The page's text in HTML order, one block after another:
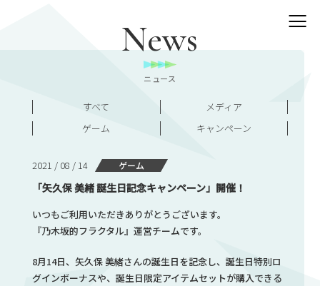
News
ニュース
すべて
メディア
ゲーム
キャンペーン
2021 / 08 / 14 ゲーム
「矢久保 美緒 誕生日記念キャンペーン」開催！
いつもご利用いただきありがとうございます。
『乃木坂的フラクタル』運営チームです。
8月14日、 矢久保 美緒さんの誕生日を記念し、誕生日特別ロ
グインボーナスや、誕生日限定アイテムセットが購入できる